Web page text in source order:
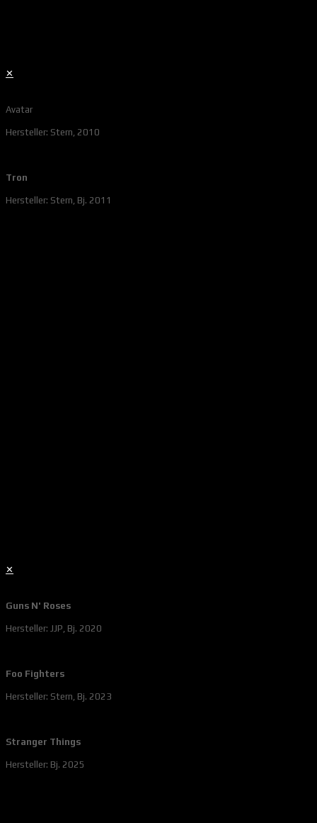
✕
Avatar
Hersteller: Stern, 2010
Tron
Hersteller: Stern, Bj. 2011
✕
Guns N' Roses
Hersteller: JJP, Bj. 2020
Foo Fighters
Hersteller: Stern, Bj. 2023
Stranger Things
Hersteller: Bj. 2025